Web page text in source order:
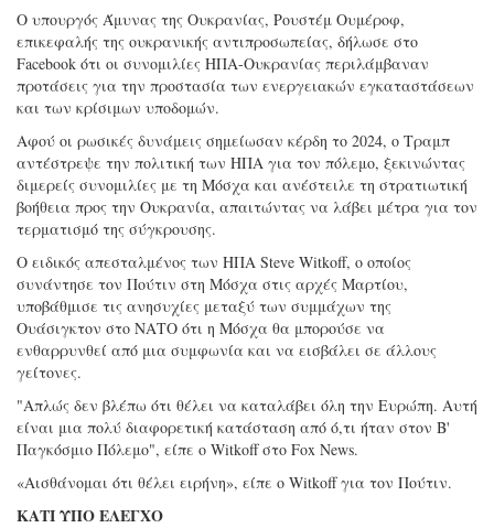
Ο υπουργός Άμυνας της Ουκρανίας, Ρουστέμ Ουμέροφ,
επικεφαλής της ουκρανικής αντιπροσωπείας, δήλωσε στο
Facebook ότι οι συνομιλίες ΗΠΑ-Ουκρανίας περιλάμβαναν
προτάσεις για την προστασία των ενεργειακών εγκαταστάσεων
και των κρίσιμων υποδομών.
Αφού οι ρωσικές δυνάμεις σημείωσαν κέρδη το 2024, ο Τραμπ
αντέστρεψε την πολιτική των ΗΠΑ για τον πόλεμο, ξεκινώντας
διμερείς συνομιλίες με τη Μόσχα και ανέστειλε τη στρατιωτική
βοήθεια προς την Ουκρανία, απαιτώντας να λάβει μέτρα για τον
τερματισμό της σύγκρουσης.
Ο ειδικός απεσταλμένος των ΗΠΑ Steve Witkoff, ο οποίος
συνάντησε τον Πούτιν στη Μόσχα στις αρχές Μαρτίου,
υποβάθμισε τις ανησυχίες μεταξύ των συμμάχων της
Ουάσιγκτον στο ΝΑΤΟ ότι η Μόσχα θα μπορούσε να
ενθαρρυνθεί από μια συμφωνία και να εισβάλει σε άλλους
γείτονες.
"Απλώς δεν βλέπω ότι θέλει να καταλάβει όλη την Ευρώπη. Αυτή
είναι μια πολύ διαφορετική κατάσταση από ό,τι ήταν στον Β'
Παγκόσμιο Πόλεμο", είπε ο Witkoff στο Fox News.
«Αισθάνομαι ότι θέλει ειρήνη», είπε ο Witkoff για τον Πούτιν.
ΚΑΤΙ ΥΠΟ ΕΛΕΓΧΟ